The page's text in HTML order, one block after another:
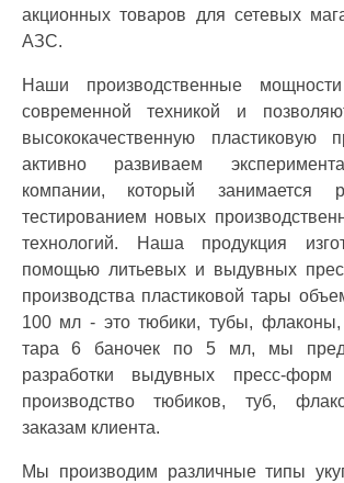
акционных товаров для сетевых
АЗС.
Наши производственные
современной техникой и
высококачественную пластиковую
активно развиваем
компании, который занимается
тестированием новых
технологий. Наша продукция
помощью литьевых и выдувных
производства пластиковой тары
100 мл - это тюбики, тубы, флаконы,
тара 6 баночек по 5 мл, мы
разработки выдувных пресс-
производство тюбиков, туб,
заказам клиента.
Мы производим различные типы